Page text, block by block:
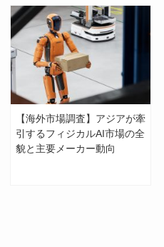
【海外市場調査】アジアが牽
引するフィジカルAI市場の全
貌と主要メーカー動向